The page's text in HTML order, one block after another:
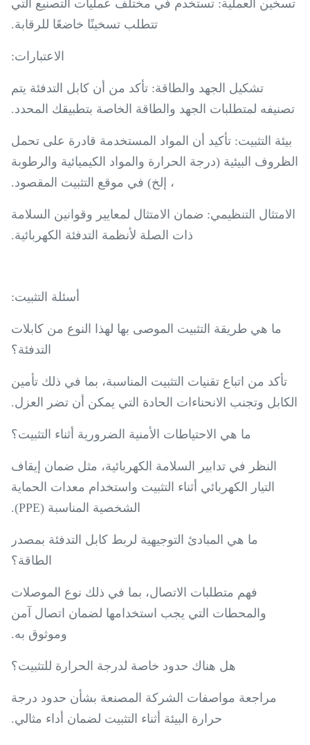
تسخين العملية: تستخدم في مختلف عمليات التصنيع التي
تتطلب تسخينًا خاضعًا للرقابة.
الاعتبارات:
تشكيل الجهد والطاقة: تأكد من أن كابل التدفئة يتم
تصنيفه لمتطلبات الجهد والطاقة الخاصة بتطبيقك المحدد.
بيئة التثبيت: تأكيد أن المواد المستخدمة قادرة على تحمل
الظروف البيئية (درجة الحرارة والمواد الكيميائية والرطوبة
، إلخ) في موقع التثبيت المقصود.
الامتثال التنظيمي: ضمان الامتثال لمعايير وقوانين السلامة
ذات الصلة لأنظمة التدفئة الكهربائية.
أسئلة التثبيت:
ما هي طريقة التثبيت الموصى بها لهذا النوع من كابلات
التدفئة؟
تأكد من اتباع تقنيات التثبيت المناسبة، بما في ذلك تأمين
الكابل وتجنب الانحناءات الحادة التي يمكن أن تضر العزل.
ما هي الاحتياطات الأمنية الضرورية أثناء التثبيت؟
النظر في تدابير السلامة الكهربائية، مثل ضمان إيقاف
التيار الكهربائي أثناء التثبيت واستخدام معدات الحماية
الشخصية المناسبة (PPE).
ما هي المبادئ التوجيهية لربط كابل التدفئة بمصدر
الطاقة؟
فهم متطلبات الاتصال، بما في ذلك نوع الموصلات
والمحطات التي يجب استخدامها لضمان اتصال آمن
وموثوق به.
هل هناك حدود خاصة لدرجة الحرارة للتثبيت؟
مراجعة مواصفات الشركة المصنعة بشأن حدود درجة
حرارة البيئة أثناء التثبيت لضمان أداء مثالي.